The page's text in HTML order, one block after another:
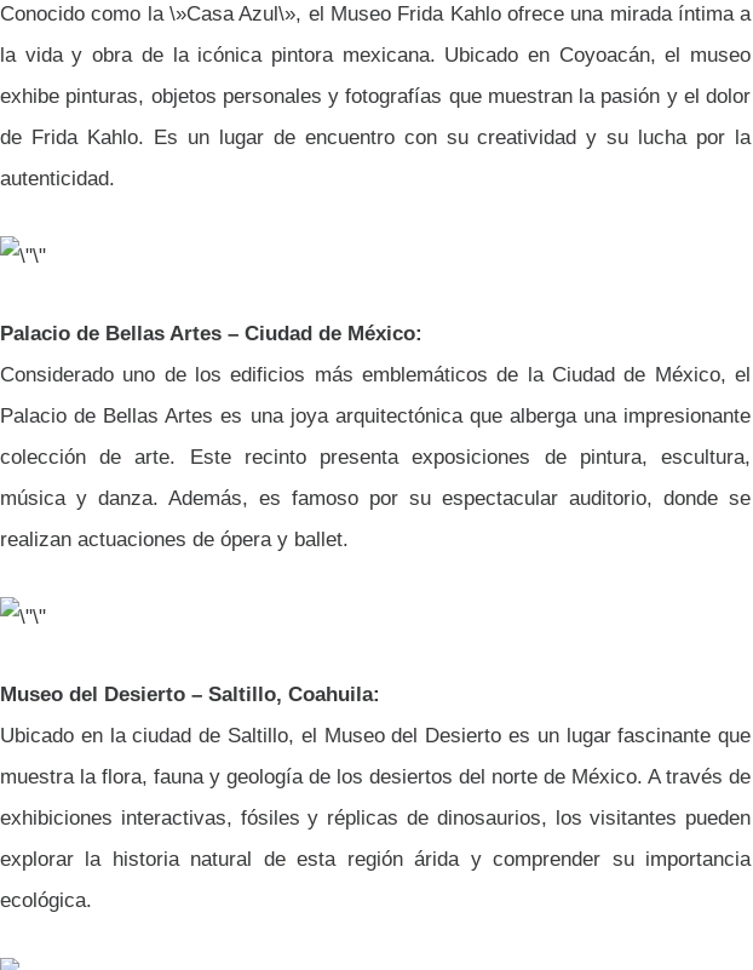
Conocido como la \»Casa Azul\», el Museo Frida Kahlo ofrece una mirada íntima a
la vida y obra de la icónica pintora mexicana. Ubicado en Coyoacán, el museo
exhibe pinturas, objetos personales y fotografías que muestran la pasión y el dolor
de Frida Kahlo. Es un lugar de encuentro con su creatividad y su lucha por la
autenticidad.
Palacio de Bellas Artes – Ciudad de México:
Considerado uno de los edificios más emblemáticos de la Ciudad de México, el
Palacio de Bellas Artes es una joya arquitectónica que alberga una impresionante
colección de arte. Este recinto presenta exposiciones de pintura, escultura,
música y danza. Además, es famoso por su espectacular auditorio, donde se
realizan actuaciones de ópera y ballet.
Museo del Desierto – Saltillo, Coahuila:
Ubicado en la ciudad de Saltillo, el Museo del Desierto es un lugar fascinante que
muestra la flora, fauna y geología de los desiertos del norte de México. A través de
exhibiciones interactivas, fósiles y réplicas de dinosaurios, los visitantes pueden
explorar la historia natural de esta región árida y comprender su importancia
ecológica.